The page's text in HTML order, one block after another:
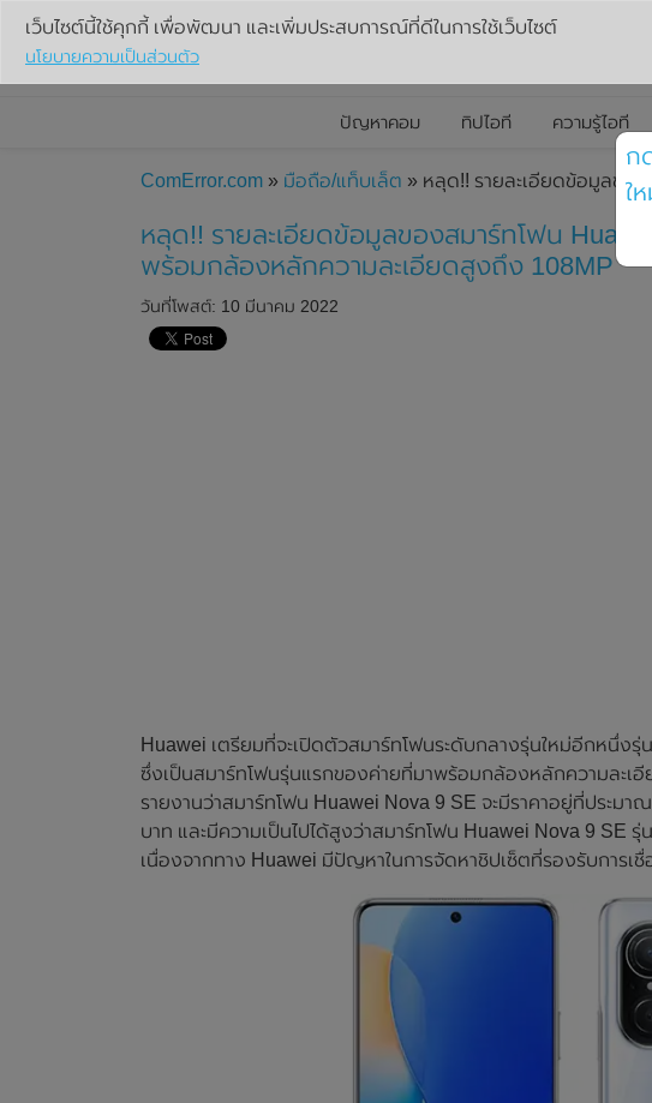
ปัญหาคอม ทิปไอที ความรู้ไอที
ComError.com » มือถือ/แท็บเล็ต » หลุด!! รายละเอียดข้อมูลขอ
หลุด!! รายละเอียดข้อมูลของสมาร์ทโฟน
พร้อมกล้องหลักความละเอียดสูงถึง 108MP
วันที่โพสต์: 10 มีนาคม 2022
Huawei เตรียมที่จะเปิดตัวสมาร์ทโฟนระดับกลางรุ่นใหม่อีกหนึ่ง
ซึ่งเป็นสมาร์ทโฟนรุ่นแรกของค่ายที่มาพร้อมกล้องหลักความละเอี
รายงานว่าสมาร์ทโฟน Huawei Nova 9 SE จะมีราคาอยู่ที่ประม
บาท และมีความเป็นไปได้สูงว่าสมาร์ทโฟน Huawei Nova 9 SE
เนื่องจากทาง Huawei มีปัญหาในการจัดหาชิปเซ็ตที่รองรับการเ
เว็บไซต์นี้ใช้คุกกี้ เพื่อพัฒนา และเพิ่มประสบการณ์ที่ดีในการใช้เว็บไซต์
นโยบายความเป็นส่วนตัว
ก
ใ